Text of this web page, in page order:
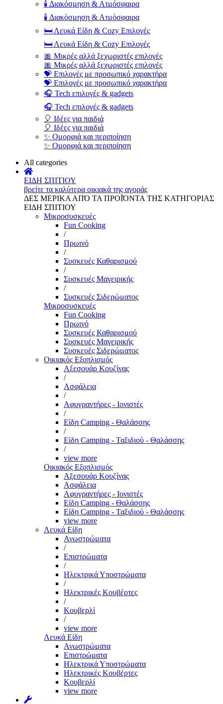
🕯️ Διακόσμηση & Ατμόσφαιρα
🕯️ Διακόσμηση & Ατμόσφαιρα
🛏️ Λευκά Είδη & Cozy Επιλογές
🛏️ Λευκά Είδη & Cozy Επιλογές
🎀 Μικρές αλλά ξεχωριστές επιλογές
🎀 Μικρές αλλά ξεχωριστές επιλογές
💝 Επιλογές με προσωπικό χαρακτήρα
💝 Επιλογές με προσωπικό χαρακτήρα
🎧 Tech επιλογές & gadgets
🎧 Tech επιλογές & gadgets
🎈 Ιδέες για παιδιά
🎈 Ιδέες για παιδιά
✨ Ομορφιά και περιποίηση
✨ Ομορφιά και περιποίηση
All categories
ΕΙΔΗ ΣΠΙΤΙΟΥ
βρείτε τα καλύτερα οικιακά της αγοράς
ΔΕΣ ΜΕΡΙΚΑ ΑΠΌ ΤΑ ΠΡΟΪΌΝΤΑ ΤΗΣ ΚΑΤΗΓΟΡΙΑΣ
ΕΙΔΗ ΣΠΙΤΙΟΥ
Μικροσυσκευές
Fun Cooking
/
Πρωινό
/
Συσκευές Καθαρισμού
/
Συσκευές Μαγειρικής
/
Συσκευές Σιδερώματος
Μικροσυσκευές
Fun Cooking
Πρωινό
Συσκευές Καθαρισμού
Συσκευές Μαγειρικής
Συσκευές Σιδερώματος
Οικιακός Εξοπλισμός
Αξεσουάρ Κουζίνας
/
Ασφάλεια
/
Αφυγραντήρες - Ιονιστές
/
Είδη Camping - Θαλάσσης
/
Είδη Camping - Ταξιδιού - Θαλάσσης
/
view more
Οικιακός Εξοπλισμός
Αξεσουάρ Κουζίνας
Ασφάλεια
Αφυγραντήρες - Ιονιστές
Είδη Camping - Θαλάσσης
Είδη Camping - Ταξιδιού - Θαλάσσης
view more
Λευκά Είδη
Ανωστρώματα
/
Επιστρώματα
/
Ηλεκτρικά Υποστρώματα
/
Ηλεκτρικές Κουβέρτες
/
Κουβερλί
/
view more
Λευκά Είδη
Ανωστρώματα
Επιστρώματα
Ηλεκτρικά Υποστρώματα
Ηλεκτρικές Κουβέρτες
Κουβερλί
view more